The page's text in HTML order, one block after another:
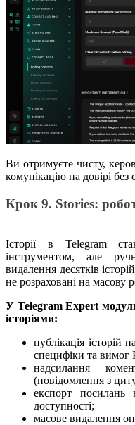
Ви отримуєте чисту,
комунікацію на довірі без
Крок 9. Stories:
Історії в Telegram
інструментом, але
видалення десятків
не розраховані на масову
У Telegram Expert модуль
історіями:
публікація історій
специфіки та вимог
надсилання
(повідомлення з
експорт посилань
доступності;
масове видалення